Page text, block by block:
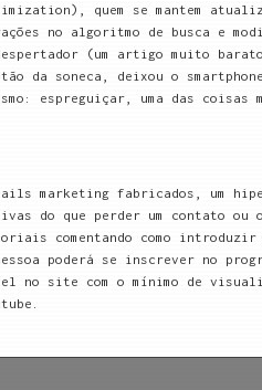
quem se mantem
no algoritmo de busca e
(um artigo muito
da soneca, deixou o
espreguiçar, uma das coisas
marketing fabricados, um
do que perder um contato
comentando como
poderá se inscrever no
no site com o mínimo de